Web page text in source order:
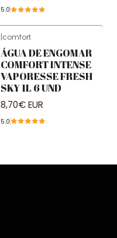
5.0
|comfort
ÁGUA DE ENGOMAR
COMFORT INTENSE
VAPORESSE FRESH
SKY 1L 6 UND
8,70€ EUR
5.0